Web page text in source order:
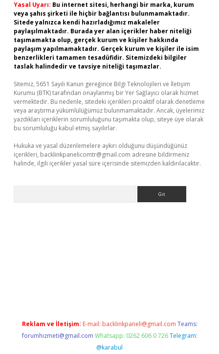
Yasal Uyarı: Bu internet sitesi, herhangi bir marka, kurum
veya şahıs şirketi ile hiçbir bağlantısı bulunmamaktadır.
Sitede yalnızca kendi hazırladığımız makaleler
paylaşılmaktadır. Burada yer alan içerikler haber niteliği
taşımamakta olup, gerçek kurum ve kişiler hakkında
paylaşım yapılmamaktadır. Gerçek kurum ve kişiler ile isim
benzerlikleri tamamen tesadüfidir. Sitemizdeki bilgiler
taslak halindedir ve tavsiye niteliği taşımazlar.
Sitemiz, 5651 Sayılı Kanun gereğince Bilgi Teknolojileri ve İletişim
Kurumu (BTK) tarafından onaylanmış bir Yer Sağlayıcı olarak hizmet
vermektedir. Bu nedenle, sitedeki içerikleri proaktif olarak denetleme
veya araştırma yükümlülüğümüz bulunmamaktadır. Ancak, üyelerimiz
yazdıkları içeriklerin sorumluluğunu taşımakta olup, siteye üye olarak
bu sorumluluğu kabul etmiş sayılırlar.
Hukuka ve yasal düzenlemelere aykırı olduğunu düşündüğünüz
içerikleri, backlinkpanelicomtr@gmail.com adresine bildirmeniz
halinde, ilgili içerikler yasal süre içerisinde sitemizden kaldırılacaktır.
Reklam ve İletişim: E-mail: backlinkpaneli@gmail.com Teams:
forumhizmeti@gmail.com Whatsapp: 0262 606 0 726 Telegram:
@karabul